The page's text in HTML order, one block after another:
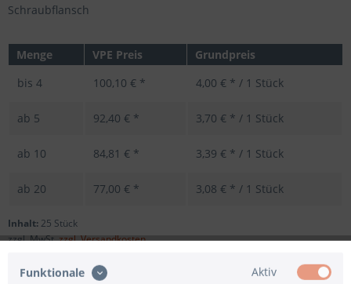
Schraubflansch
Menge VPE Preis
Grundpreis
bis 4 100,10 € * 4,00 € * / 1 Stück
ab 5 92,40 € * 3,70 € * / 1 Stück
ab 10 84,81 € * 3,39 € * / 1 Stück
ab 20 77,00 € * 3,08 € * / 1 Stück
Inhalt: 25 Stück
zzgl. MwSt.zzgl. Versandkosten
Funktionale Aktiv